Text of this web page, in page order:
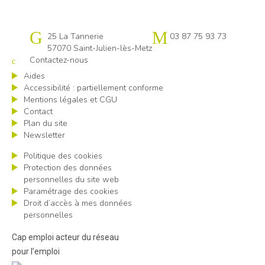
Cap emploi 57
25 La Tannerie
57070 Saint-Julien-lès-Metz
03 87 75 93 73
Contactez-nous
Aides
Accessibilité : partiellement conforme
Mentions légales et CGU
Contact
Plan du site
Newsletter
Politique des cookies
Protection des données
personnelles du site web
Paramétrage des cookies
Droit d’accès à mes données
personnelles
Cap emploi acteur du réseau
pour l’emploi